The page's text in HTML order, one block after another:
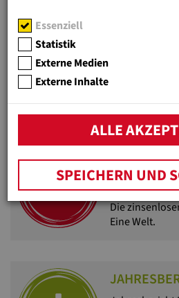
Alle (potentiellen)
beratenund über alle Agenden das
(Vertragsabschluss,
inklusive allerAnleitungenzur
PDF
Die
Eine Welt.
Essenziell
Statistik
Externe Medien
Externe Inhalte
ALLE
SPEICHERN UND